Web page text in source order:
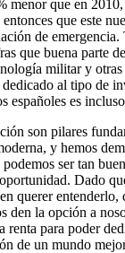
menor que en
que este
de
que buena parte
militar y otras
al tipo de
españoles es
son pilares
y hemos
ser tan
Dado
querer entenderlo,
den la opción a
renta para poder
de un mundo